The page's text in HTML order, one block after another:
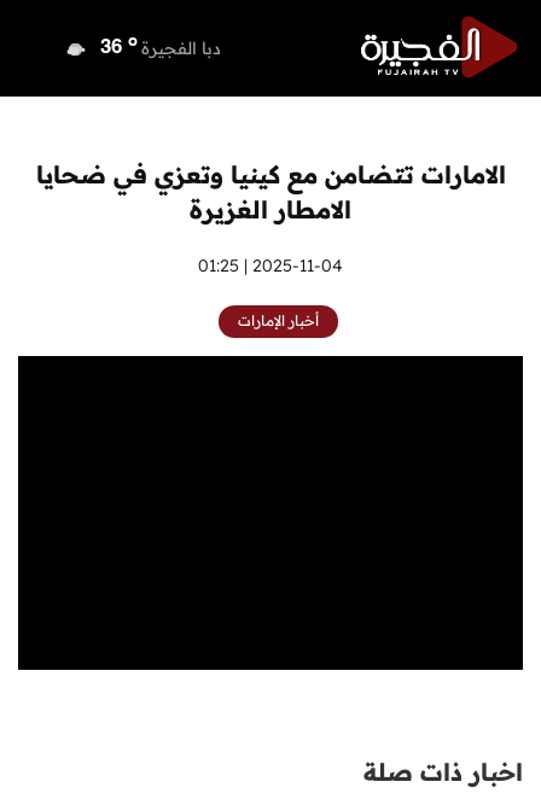
دبا الفجيرة 36 o
أم القيوين 36 o
راس الخيمة
الفجيرة
الامارات تتضامن مع كينيا وتعزي في ضحايا
الامطار الغزيرة
2025-11-04 | 01:25
أخبار الإمارات
اخبار ذات صلة